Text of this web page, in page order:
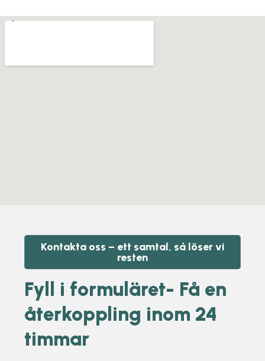
Kontakta oss – ett samtal, så löser vi
resten
Fyll i formuläret- Få en
återkoppling inom 24
timmar